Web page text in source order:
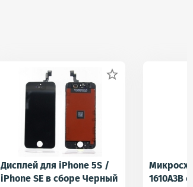

Дисплей для iPhone 5S /
iPhone SE в сборе Черный
1610A3B